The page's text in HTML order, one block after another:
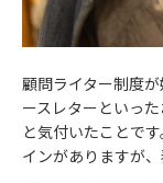
顧問ライター制度
ースレターといっ
と気付いたことで
インがありますが